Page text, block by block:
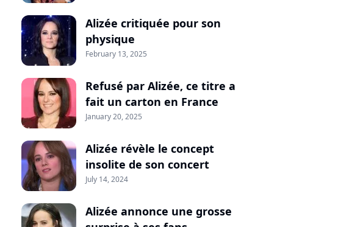
Alizée critiquée pour son
physique
February 13, 2025
Refusé par Alizée, ce titre a
fait un carton en France
January 20, 2025
Alizée révèle le concept
insolite de son concert
July 14, 2024
Alizée annonce une grosse